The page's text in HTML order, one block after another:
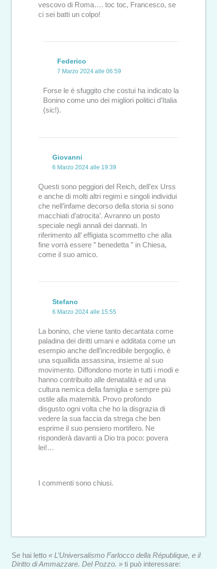
vescovo di Roma…. toc toc, Francesco, se
ci sei batti un colpo!
Federico
7 Marzo 2024 alle 06:59
Forse le è sfuggito che costui ha indicato la
Bonino come uno dei migliori politici d’Italia
(sic!).
Giovanni
6 Marzo 2024 alle 19:39
Questi sono peggiori del Reich, dell’ex Urss
e anche di molti altri regimi e singoli individui
che nell’infame decorso della storia si sono
macchiati d’atrocita’. Avranno un posto
speciale negli annali dei dannati. In
riferimento all’ effigiata scommetto che alla
fine vorrà essere ” benedetta ” in Chiesa,
come il suo amico.
Stefano
6 Marzo 2024 alle 15:55
La bonino, che viene tanto decantata come
paladina dei diritti umani e additata come un
esempio anche dell’incredibile bergoglio, è
una squallida assassina, insieme al suo
movimento. Diffondono morte in tutti i modi e
hanno contribuito alle denatalità e ad una
cultura nemica della famiglia e sempre più
ostile alla maternità. Provo profondo
disgusto ogni volta che ho la disgrazia di
vedere la sua faccia da strega che ben
esprime il suo pensiero mortifero. Ne
risponderà davanti a Dio tra poco: povera
lei!…
I commenti sono chiusi.
Se hai letto « L’Universalismo Farlocco della République, e il
Diritto di Ammazzare. Del Pozzo. » ti può interessare: